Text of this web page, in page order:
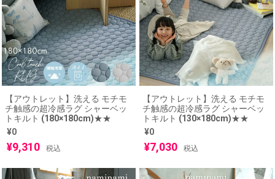
【アウトレット】洗える モチモ
チ触感の超冷感ラグ シャーベッ
トキルト (180×180cm)★★
¥0
¥9,310 税込
【アウトレット】洗える モチモ
チ触感の超冷感ラグ シャーベッ
トキルト (130×180cm)★★
¥0
¥7,030 税込